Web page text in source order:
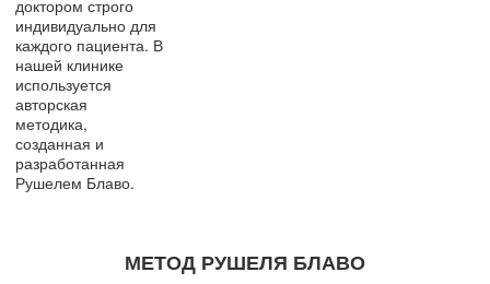
доктором строго
индивидуально для
каждого пациента. В
нашей клинике
используется
авторская
методика,
созданная и
разработанная
Рушелем Блаво.
МЕТОД РУШЕЛЯ БЛАВО